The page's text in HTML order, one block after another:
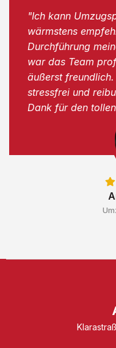
"Ich kann
wärmstens
Durchführung
war das Team
äußerst
stressfrei und
Dank für den